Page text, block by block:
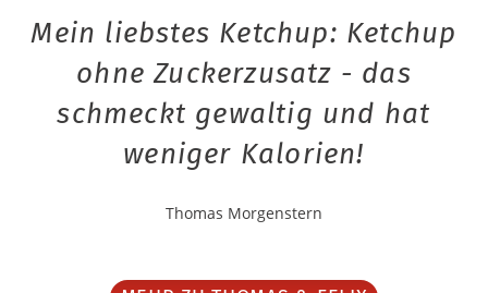
Mein liebstes Ketchup: Ketchup
ohne Zuckerzusatz - das
schmeckt gewaltig und hat
weniger Kalorien!
Thomas Morgenstern